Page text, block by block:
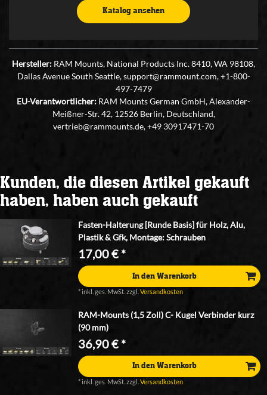
Katalog ansehen
Hersteller: RAM Mounts, National Products Inc. 8410, WA 98108,
Dallas Avenue South Seattle, support@rammount.com, +1-800-
497-7479
EU-Verantwortlicher: RAM Mounts German GmbH, Alexander-
Meißner-Str. 42, 12526 Berlin, Deutschland,
vertrieb@rammounts.de, +49 30917471-70
Kunden, die diesen Artikel gekauft
haben, haben auch gekauft
Fasten-Halterung [Runde Basis] für Holz, Alu,
Plastik & Gfk, Montage: Schrauben
17,00 € *
In den Warenkorb
*inkl. ges. MwSt. zzgl.Versandkosten
RAM-Mounts (1,5 Zoll) C- Kugel Verbinder kurz
(90 mm)
36,90 € *
In den Warenkorb
*inkl. ges. MwSt. zzgl.Versandkosten